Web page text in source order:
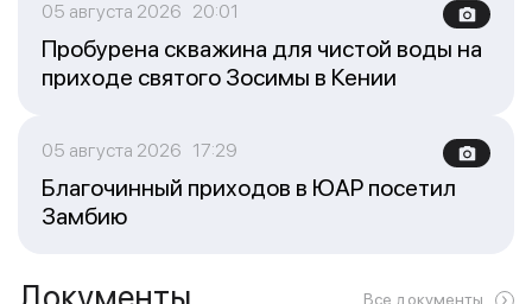
05 августа 2026 20:01
Пробурена скважина для чистой воды на
приходе святого Зосимы в Кении
05 августа 2026 17:29
Благочинный приходов в ЮАР посетил
Замбию
Все документы